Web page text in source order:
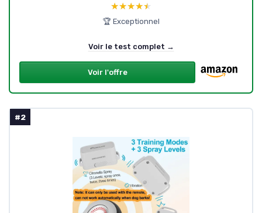
★★★★★
★★★★★
🏆 Exceptionnel
Voir le test complet →
Voir l'offre
#2